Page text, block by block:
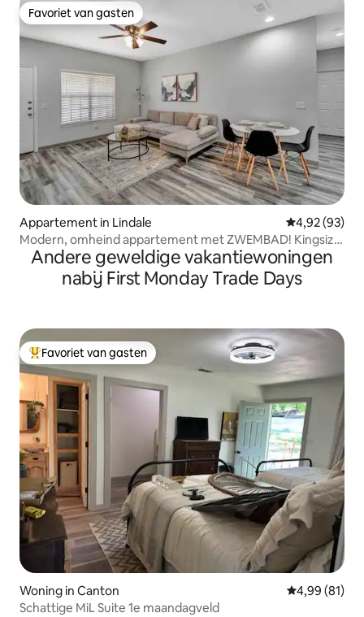
Favoriet van gasten
Favoriet van gasten
Appartement in Lindale Gemiddelde
4,92 (93)
Modern, omheind appartement met ZWEMBAD! Kingsize
bed!
Andere geweldige vakantiewoningen
nabij First Monday Trade Days
Topfavoriet van gasten
Favoriet van gasten
Woning in Canton Gemiddelde
4,99 (81)
Schattige MiL Suite 1e maandagveld